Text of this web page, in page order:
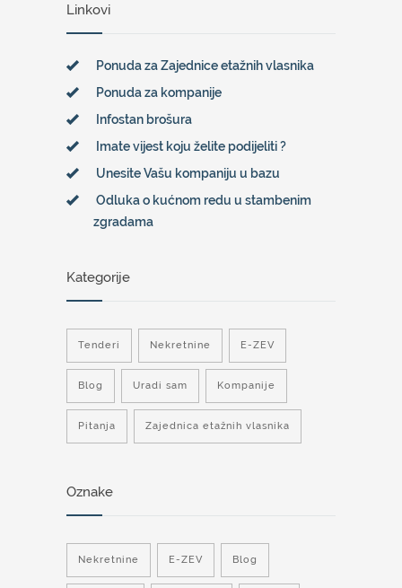
Linkovi
Ponuda za Zajednice etažnih vlasnika
Ponuda za kompanije
Infostan brošura
Imate vijest koju želite podijeliti ?
Unesite Vašu kompaniju u bazu
Odluka o kućnom redu u stambenim
zgradama
Kategorije
Tenderi Nekretnine E-ZEV
Blog Uradi sam Kompanije
Pitanja Zajednica etažnih vlasnika
Oznake
Nekretnine E-ZEV Blog